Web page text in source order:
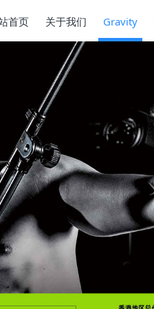
首页 关于我们 Gravity